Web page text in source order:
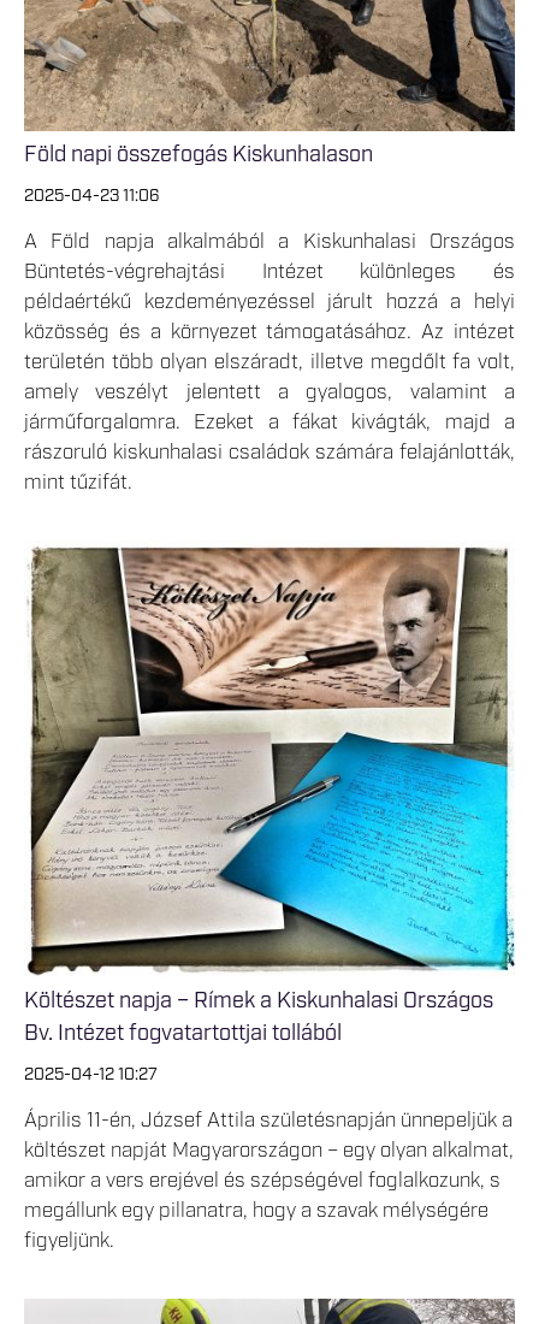
Föld napi összefogás Kiskunhalason
2025-04-23 11:06
A Föld napja alkalmából a Kiskunhalasi Országos
Büntetés-végrehajtási Intézet különleges és
példaértékű kezdeményezéssel járult hozzá a helyi
közösség és a környezet támogatásához. Az intézet
területén több olyan elszáradt, illetve megdőlt fa volt,
amely veszélyt jelentett a gyalogos, valamint a
járműforgalomra. Ezeket a fákat kivágták, majd a
rászoruló kiskunhalasi családok számára felajánlották,
mint tűzifát.
Költészet napja – Rímek a Kiskunhalasi Országos
Bv. Intézet fogvatartottjai tollából
2025-04-12 10:27
Április 11-én, József Attila születésnapján ünnepeljük a
költészet napját Magyarországon – egy olyan alkalmat,
amikor a vers erejével és szépségével foglalkozunk, s
megállunk egy pillanatra, hogy a szavak mélységére
figyeljünk.